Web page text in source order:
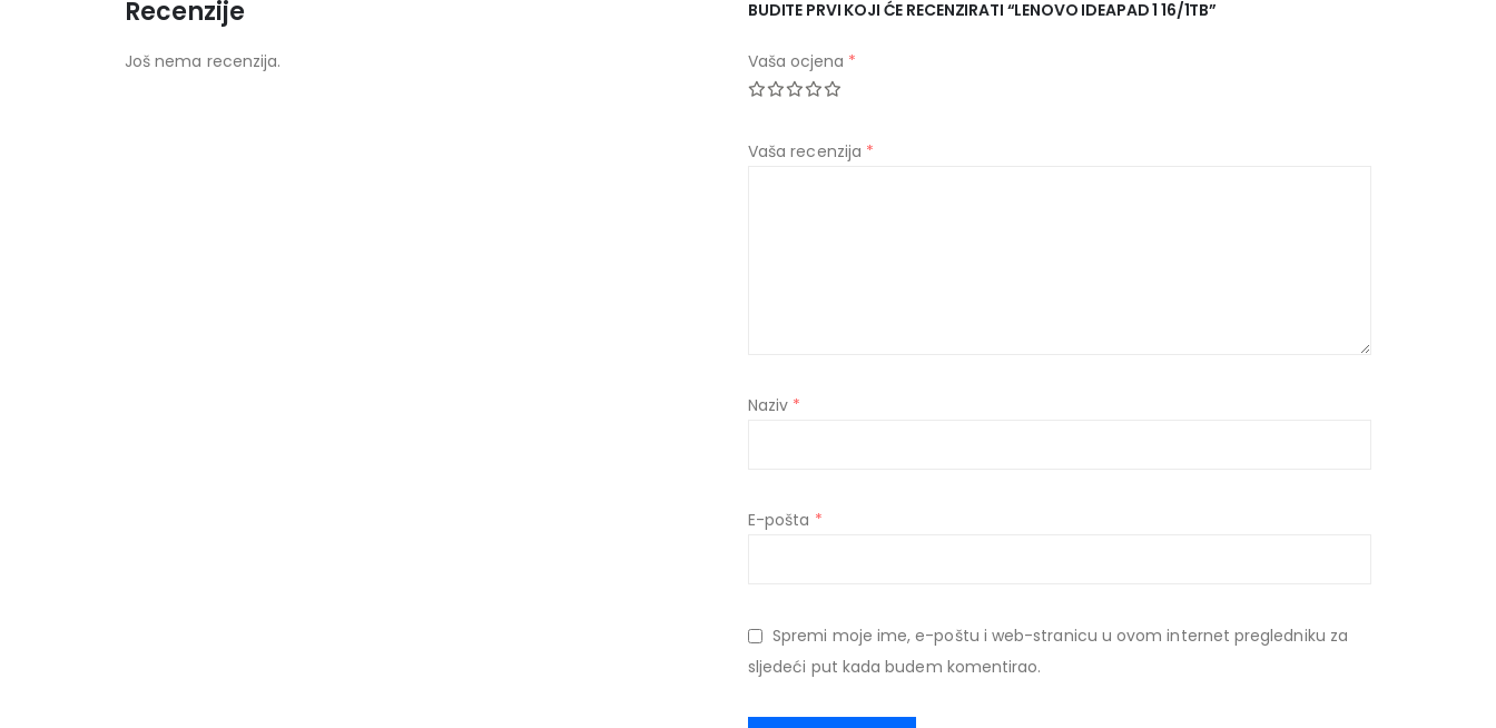
Recenzije
Još nema recenzija.
BUDITE PRVI KOJI ĆE RECENZIRATI “LENOVO IDEAPAD 1 16/1TB”
Vaša ocjena *
Vaša recenzija *
Naziv *
E-pošta *
Spremi moje ime, e-poštu i web-stranicu u ovom internet pregledniku za
sljedeći put kada budem komentirao.